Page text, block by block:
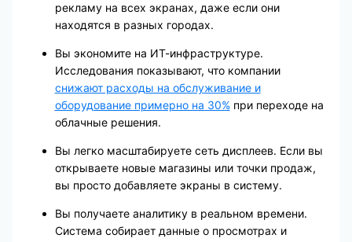
рекламу на всех экранах, даже если они
находятся в разных городах.
Вы экономите на ИТ-инфраструктуре.
Исследования показывают, что компании
снижают расходы на обслуживание и
оборудование примерно на 30%при переходе на
облачные решения.
Вы легко масштабируете сеть дисплеев. Если вы
открываете новые магазины или точки продаж,
вы просто добавляете экраны в систему.
Вы получаете аналитику в реальном времени.
Система собирает данные о просмотрах и